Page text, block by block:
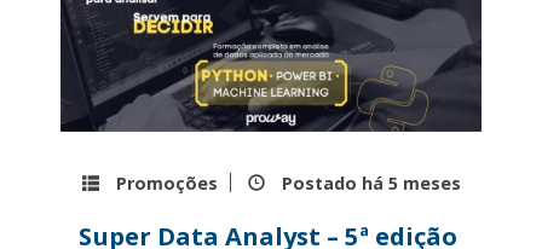
Promoções Postado há 5 meses
Super Data Analyst – 5ª edição